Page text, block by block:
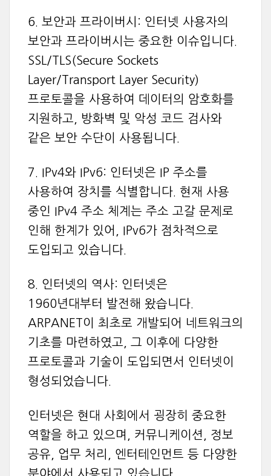
6. 보안과 프라이버시: 인터넷 사용자의
보안과 프라이버시는 중요한 이슈입니다.
SSL/TLS(Secure Sockets
Layer/Transport Layer Security)
프로토콜을 사용하여 데이터의 암호화를
지원하고, 방화벽 및 악성 코드 검사와
같은 보안 수단이 사용됩니다.
7. IPv4와 IPv6: 인터넷은 IP 주소를
사용하여 장치를 식별합니다. 현재 사용
중인 IPv4 주소 체계는 주소 고갈 문제로
인해 한계가 있어, IPv6가 점차적으로
도입되고 있습니다.
8. 인터넷의 역사: 인터넷은
1960년대부터 발전해 왔습니다.
ARPANET이 최초로 개발되어 네트워크의
기초를 마련하였고, 그 이후에 다양한
프로토콜과 기술이 도입되면서 인터넷이
형성되었습니다.
인터넷은 현대 사회에서 굉장히 중요한
역할을 하고 있으며, 커뮤니케이션, 정보
공유, 업무 처리, 엔터테인먼트 등 다양한
분야에서 사용되고 있습니다.